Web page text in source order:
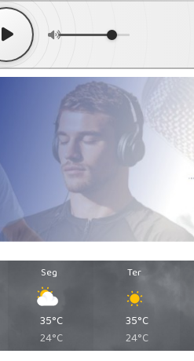
Seg
35°C
24°C
Ter
35°C
24°C